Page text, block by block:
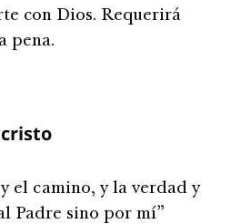
con Dios. Requerirá
pena.
el camino, y la verdad y
Padre sino por mí”